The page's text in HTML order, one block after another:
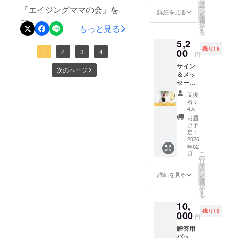
さんでランチ。冷麺とって
も美味しくて、また違うお
味も食べに行ってみたいと
思いました。【次回開催の
お知らせ】次回のママノハ
コさんでの「エイジングマ
こに来ると、等身大の私で
笑える」前半の参加者交流
会では、そんな疲れも一瞬
で吹き飛ぶような、最高に
心地いい時間が流れていま
しやすいです。【これから
の流れ】クラファンのリ
ターンとして「HAPPA
NOTE®」を 選んでくださっ
た方々へは、2月下旬に順次
発送させていただきます。
し、「行動したくなる状
態」をつくっていくもの。
私自身、これまでコミュニ
ティやHAPPA NOTEを通し
て「自分の想いに気づく時
間」の大切さを感じてきま
「エイジングママの会」を
開催しました。はじめまし
ての方も、リピーターの方
も。いつもお子さま連れで
ご参加くださる方のお子さ
もっと見る
1 2 3 4
次のページ
性）にはオ
す。HAPPA
NOTEを書く
ワーク
ショップな
どを開催
し、交流し
ながら自己
肯定感を高
めていくこ
とが少子化
対策に繋が
ればと思っ
ています。
HAPPA
ども1人に1
冊、母子手
帳と同じく
ジェス
ト版を
成版に
ご期待
くださ
い。
ト）を
お送り
いたし
‐A5サイ
ズ ‐ハー
ドカ
バー ‐80
ページ
予定 上
乗せ支
援で、
冊数を
増やせ
ます！
4,300円
上乗せ
＝1冊上
乗せ
8,600円
上乗せ
円上乗
せ＝3冊
上乗せ
※送料・
詳細を見る
タ
ー
ン
を
選
択
す
る
5,2
00 円
残り16
サイン
＆メッ
セージ
入り
HAPPA
NOTE（
ハッパ
ノー
ト）完
成版
【好評
に付き
追加】
HAPPA
NOTE（
ハッパ
ノー
ト）に
サイン
支援
者：
4人
お届
け予
定：
2026
年02
月
詳細を見る
こ
の
リ
タ
ー
ン
を
選
択
す
る
10,
000 円
残り10
贈答用